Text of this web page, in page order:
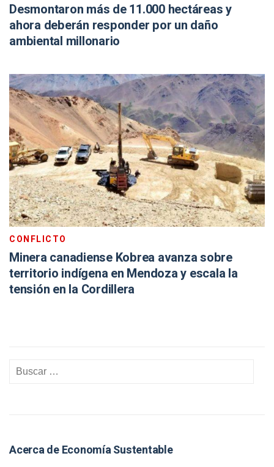
Desmontaron más de 11.000 hectáreas y
ahora deberán responder por un daño
ambiental millonario
CONFLICTO
Minera canadiense Kobrea avanza sobre
territorio indígena en Mendoza y escala la
tensión en la Cordillera
Acerca de Economía Sustentable